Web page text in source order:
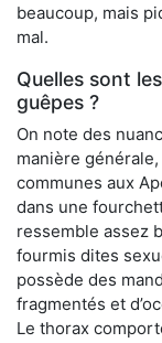
beaucoup, mais
mal.
Quelles sont
guêpes ?
On note des
manière
communes aux
dans une
ressemble assez
fourmis dites
possède des
fragmentés et
Le thorax